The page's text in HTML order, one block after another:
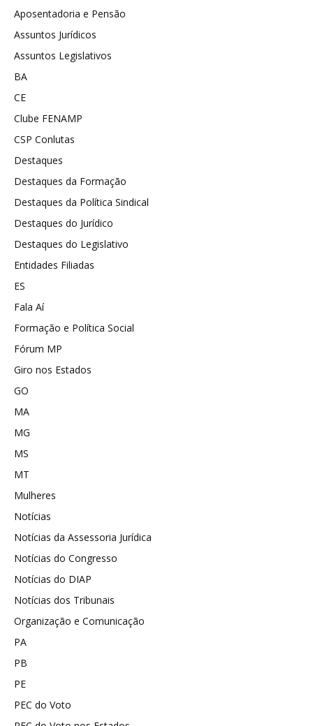
Aposentadoria e Pensão
Assuntos Jurídicos
Assuntos Legislativos
BA
CE
Clube FENAMP
CSP Conlutas
Destaques
Destaques da Formação
Destaques da Política Sindical
Destaques do Jurídico
Destaques do Legislativo
Entidades Filiadas
ES
Fala Aí
Formação e Política Social
Fórum MP
Giro nos Estados
GO
MA
MG
MS
MT
Mulheres
Notícias
Notícias da Assessoria Jurídica
Notícias do Congresso
Notícias do DIAP
Notícias dos Tribunais
Organização e Comunicação
PA
PB
PE
PEC do Voto